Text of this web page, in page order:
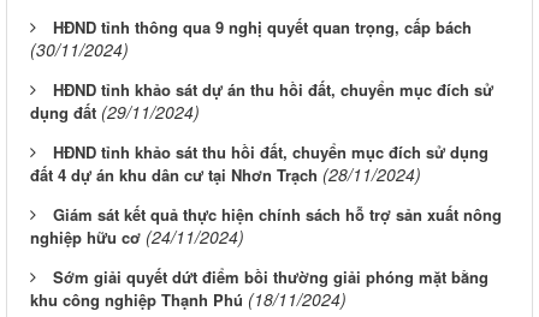
HĐND tỉnh thông qua 9 nghị quyết quan trọng, cấp bách
(30/11/2024)
HĐND tỉnh khảo sát dự án thu hồi đất, chuyển mục đích sử
dụng đất (29/11/2024)
HĐND tỉnh khảo sát thu hồi đất, chuyển mục đích sử dụng
đất 4 dự án khu dân cư tại Nhơn Trạch (28/11/2024)
Giám sát kết quả thực hiện chính sách hỗ trợ sản xuất nông
nghiệp hữu cơ (24/11/2024)
Sớm giải quyết dứt điểm bồi thường giải phóng mặt bằng
khu công nghiệp Thạnh Phú (18/11/2024)